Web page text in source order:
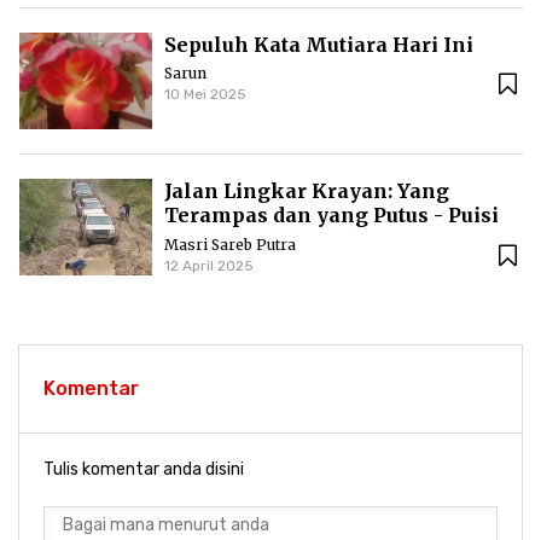
Sepuluh Kata Mutiara Hari Ini
Sarun
10 Mei 2025
Jalan Lingkar Krayan: Yang
Terampas dan yang Putus - Puisi
Masri Sareb Putra
Masri Sareb Putra
12 April 2025
Komentar
Tulis komentar anda disini